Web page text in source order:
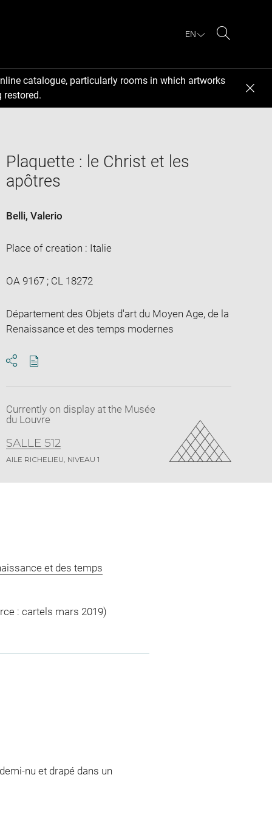
EN
catalogue, particularly rooms in which artworks
restored.
Plaquette : le Christ et les
apôtres
Belli, Valerio
Place of creation : Italie
OA 9167 ; CL 18272
Département des Objets d'art du Moyen Age, de la
Renaissance et des temps modernes
Currently on display at the Musée
du Louvre
SALLE 512
AILE RICHELIEU, NIVEAU 1
et des temps
: cartels mars 2019)
nu et drapé dans un